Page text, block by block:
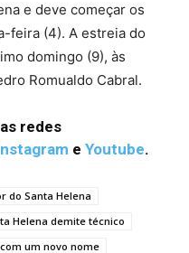
e deve começar os
feira (4). A estreia do
domingo (9), às
Romualdo Cabral.
redes
e Youtube.
do Santa Helena
Helena demite técnico
um novo nome